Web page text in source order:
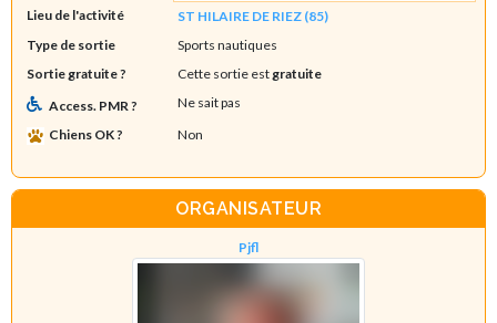
Lieu de l'activité
ST HILAIRE DE RIEZ (85)
Type de sortie
Sports nautiques
Sortie gratuite ?
Cette sortie est gratuite
Access. PMR ?
Ne sait pas
Chiens OK ?
Non
ORGANISATEUR
Pjfl